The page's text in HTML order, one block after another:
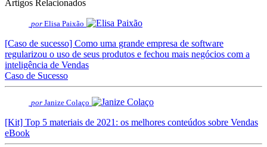
Artigos Relacionados
por Elisa Paixão
[Caso de sucesso] Como uma grande empresa de software
regularizou o uso de seus produtos e fechou mais negócios com a
inteligência de Vendas
Caso de Sucesso
por Janize Colaço
[Kit] Top 5 materiais de 2021: os melhores conteúdos sobre Vendas
eBook